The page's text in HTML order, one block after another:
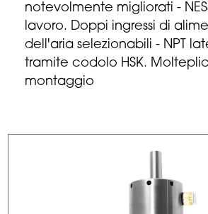
notevolmente migliorati -
lavoro. Doppi ingressi di
dell'aria selezionabili - NPT
tramite codolo HSK.
montaggio